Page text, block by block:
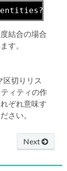
結合の場合
す。
区切りリス
ィティの作
ぞれ意味す
さい。
Next